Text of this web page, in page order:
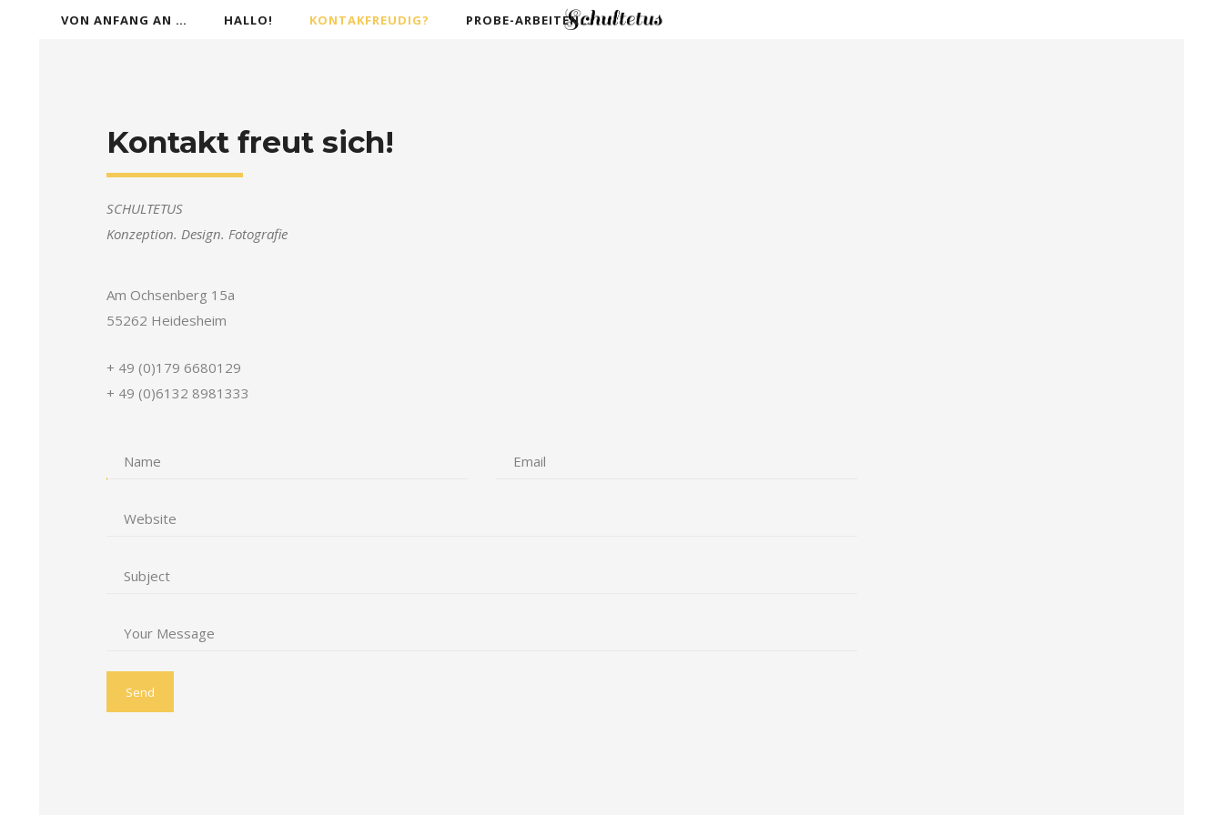
VON ANFANG AN … HALLO! KONTAKFREUDIG? PROBE-ARBEITEN…
Kontakt freut sich!
SCHULTETUS
Konzeption. Design. Fotografie
Am Ochsenberg 15a
55262 Heidesheim
+ 49 (0)179 6680129
+ 49 (0)6132 8981333
Name Email
Website
Subject
Your Message